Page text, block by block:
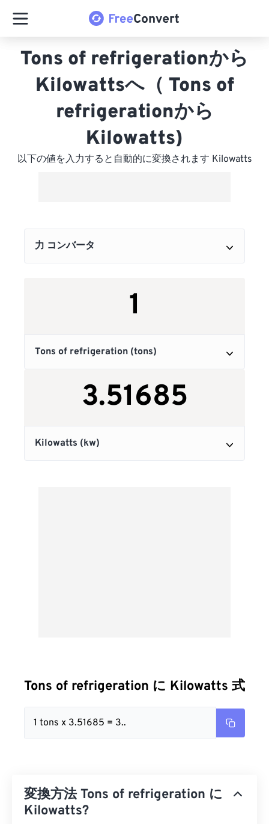
Tons of refrigerationから
Kilowattsへ（ Tons of
refrigerationから
Kilowatts)
以下の値を入力すると自動的に変換されます Kilowatts
Tons of refrigeration に Kilowatts 式
1 tons x 3.51685 = 3..
変換方法 Tons of refrigeration に
Kilowatts?